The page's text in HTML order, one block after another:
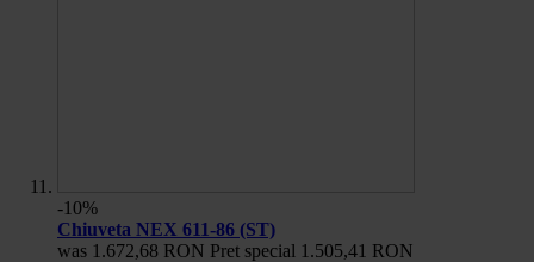
-10%
Chiuveta NEX 611-86 (ST)
was 1.672,68 RON Pret special 1.505,41 RON